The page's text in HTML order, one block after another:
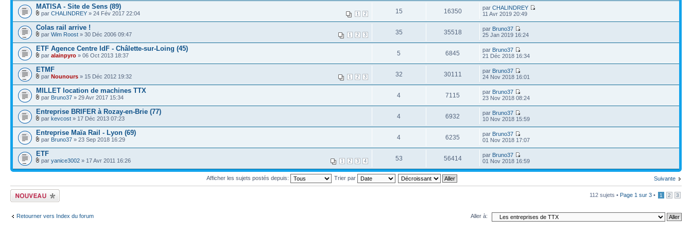
MATISA - Site de Sens (89)
1 2
par CHALINDREY » 24 Fév 2017 22:04 15 16350 parCHALINDREY
11 Avr 2019 20:49
Colas rail arrive !
1 2 3
par Wim Roost » 30 Déc 2006 09:47 35 35518 par Bruno37
25 Jan 2019 16:24
ETF Agence Centre IdF - Châlette-sur-Loing (45)
par alainpyro » 06 Oct 2013 18:37 5 6845 par Bruno37
21 Déc 2018 16:34
ETMF
1 2 3
par Nounours » 15 Déc 2012 19:32 32 30111 par Bruno37
24 Nov 2018 16:01
MILLET location de machines TTX
par Bruno37 » 29 Avr 2017 15:34 4 7115 par Bruno37
23 Nov 2018 08:24
Entreprise BRIFER à Rozay-en-Brie (77)
par kevcost » 17 Déc 2013 07:23 4 6932 par Bruno37
10 Nov 2018 15:59
Entreprise Maïa Rail - Lyon (69)
par Bruno37 » 23 Sep 2018 16:29 4 6235 par Bruno37
01 Nov 2018 17:07
ETF
1 2 3 4
par yanice3002 » 17 Avr 2011 16:26 53 56414 par Bruno37
01 Nov 2018 16:59
Suivante
Afficher les sujets postés depuis: Trier par
Écrire un nouveau
sujet
112 sujets • Page 1 sur 3 • 1 2 3
Retourner vers Index du forum Aller à: